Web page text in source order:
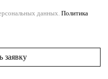
данных. Политика